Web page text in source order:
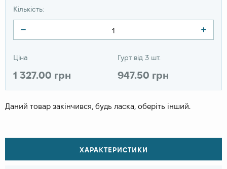
Кількість:
Ціна
1 327.00 грн
Гурт від 3 шт.
947.50 грн
Даний товар закінчився, будь ласка, оберіть інший.
ХАРАКТЕРИСТИКИ